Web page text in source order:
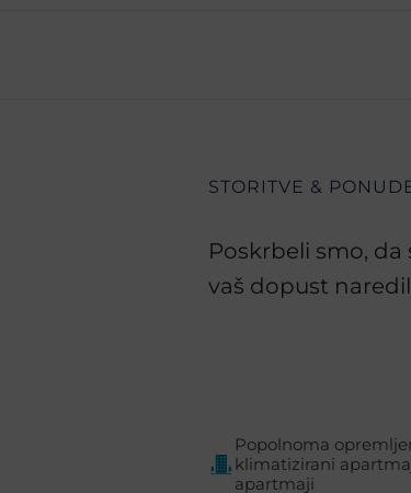
STORITVE &
Poskrbeli smo,
vaš dopust
Popolnoma
klimatizirani
apartmaji